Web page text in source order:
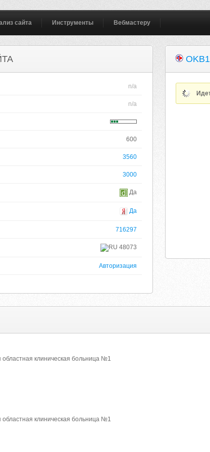
сайта Инструменты Вебмастеру
n/a
n/a
600
3560
3000
Да
Да
716297
48073
Авторизация
областная клиническая больница №1
областная клиническая больница №1